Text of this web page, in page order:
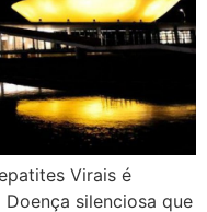
Virais é
silenciosa que